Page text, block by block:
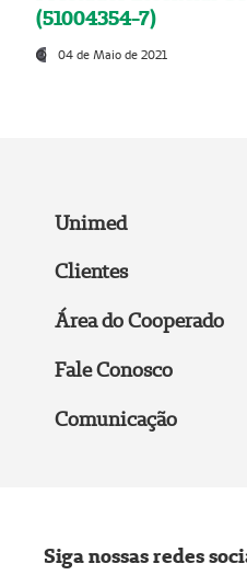
(51004354-7)
04 de Maio de 2021
Unimed
Clientes
Área do Cooperado
Fale Conosco
Comunicação
Siga nossas redes